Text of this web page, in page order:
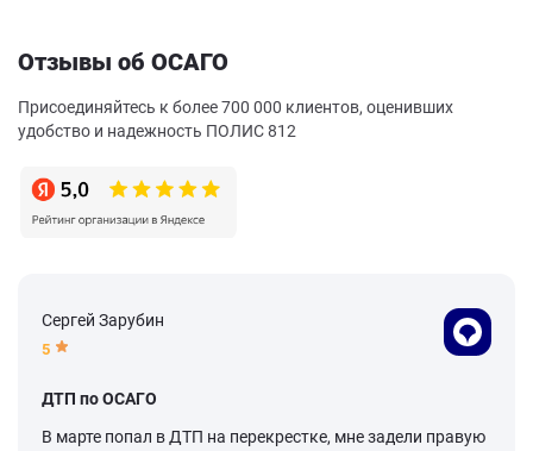
Отзывы об ОСАГО
Присоединяйтесь к более 700 000 клиентов, оценивших
удобство и надежность ПОЛИС 812
Сергей Зарубин
5
ДТП по ОСАГО
В марте попал в ДТП на перекрестке, мне задели правую